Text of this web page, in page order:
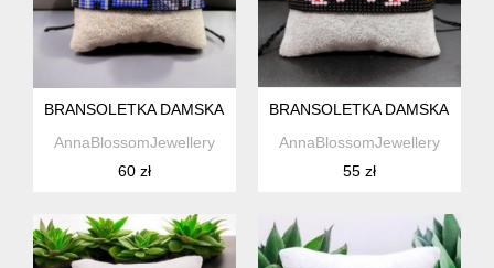
BRANSOLETKA DAMSKA Z KORALIKÓW W STYLU BOHO
AnnaBlossomJewellery
60 zł
BRANSOLETKA DAMSKA Z
AnnaBlossomJewellery
55 zł